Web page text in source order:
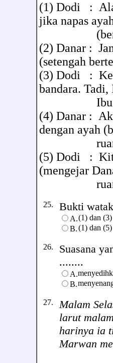
(1) Dodi : Alat
jika napas
(berbisik
(2) Danar :
(setengah
(3) Dodi :
bandara. Tadi,
Ibu setuju
(4) Danar :
dengan ayah
(5) Dodi :
(mengejar
25. Bukti
A.(1) dan (3)
B.(1) dan (5)
26. Suasana
........
A.
B.
27. Malam
larut
harinya ia
Marwan